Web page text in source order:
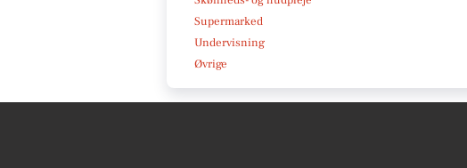
Supermarked
Undervisning
Øvrige